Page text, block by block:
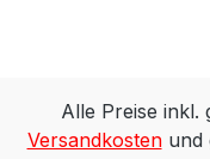
Alle Preise inkl.
Versandkostenund